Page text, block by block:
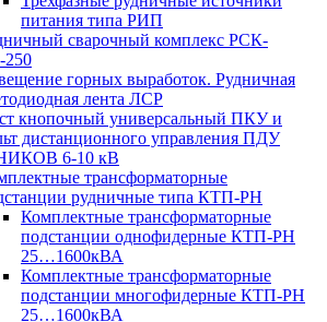
питания типа РИП
сварочный комплекс РСК-
горных выработок. Рудничная
лента ЛСР
кнопочный универсальный ПКУ и
дистанционного управления ПДУ
6-10 кВ
трансформаторные
рудничные типа КТП-РН
Комплектные трансформаторные
подстанции однофидерные КТП-РН
25…1600кВА
Комплектные трансформаторные
подстанции многофидерные КТП-РН
25…1600кВА